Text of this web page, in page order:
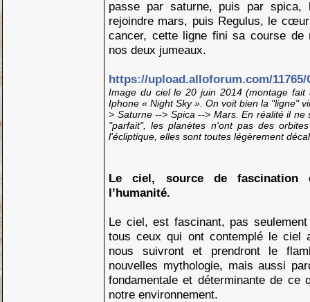
passe par saturne, puis par spica,
rejoindre mars, puis Regulus, le
cancer, cette ligne fini sa course de
nos deux jumeaux.
https://upload.alloforum.com/11765/
Image du ciel le 20 juin 2014 (montage fait
Iphone « Night Sky ». On voit bien la "ligne"
> Saturne --> Spica --> Mars. En réalité il ne
"parfait", les planètes n'ont pas des
l'écliptique, elles sont toutes légèrement
Le ciel, source de fascination
l’humanité.
Le ciel, est fascinant, pas
tous ceux qui ont contemplé le ciel
nous suivront et prendront le
nouvelles mythologie, mais aussi
fondamentale et déterminante de ce
notre environnement.